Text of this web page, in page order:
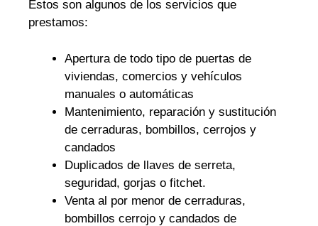
Estos son algunos de los servicios que
prestamos:
Apertura de todo tipo de puertas de
viviendas, comercios y vehículos
manuales o automáticas
Mantenimiento, reparación y sustitución
de cerraduras, bombillos, cerrojos y
candados
Duplicados de llaves de serreta,
seguridad, gorjas o fitchet.
Venta al por menor de cerraduras,
bombillos cerrojo y candados de